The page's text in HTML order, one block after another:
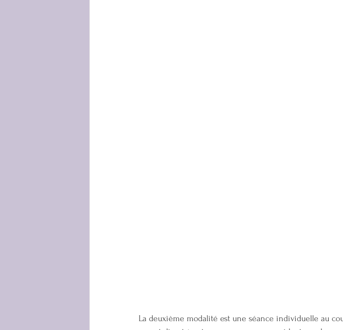
La deuxième modalité est une séance individuelle au